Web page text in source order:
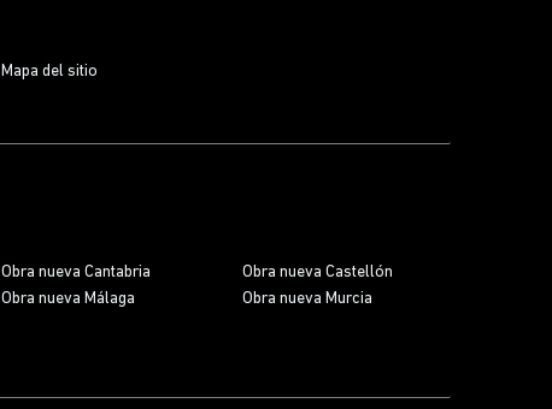
Obra nueva Cantabria
Obra nueva Castellón
Obra nueva Málaga
Obra nueva Murcia
Mapa del sitio